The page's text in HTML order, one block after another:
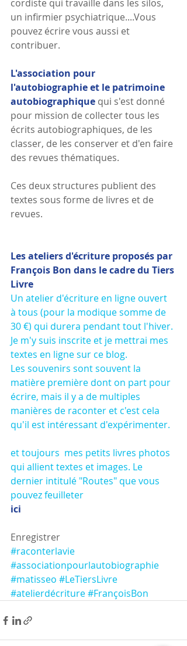
cordiste qui travaille dans les silos,
un infirmier psychiatrique....Vous
pouvez écrire vous aussi et
contribuer.
L'association pour
l'autobiographie et le patrimoine
autobiographique qui s'est donné
pour mission de collecter tous les
écrits autobiographiques, de les
classer, de les conserver et d'en faire
des revues thématiques.
Ces deux structures publient des
textes sous forme de livres et de
revues.
Les ateliers d'écriture proposés par
François Bon dans le cadre du Tiers
Livre
Un atelier d'écriture en ligne ouvert
à tous (pour la modique somme de
30 €) qui durera pendant tout l'hiver.
Je m'y suis inscrite et je mettrai mes
textes en ligne sur ce blog.
Les souvenirs sont souvent la
matière première dont on part pour
écrire, mais il y a de multiples
manières de raconter et c'est cela
qu'il est intéressant d'expérimenter.
et toujours  mes petits livres photos
qui allient textes et images. Le
dernier intitulé "Routes" que vous
pouvez feuilleter
ici
Enregistrer
#raconterlavie
#associationpourlautobiographie
#matisseo #LeTiersLivre
#atelierdécriture#FrançoisBon